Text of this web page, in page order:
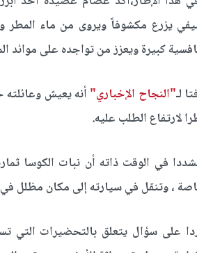
يزرع مكشوفاً ويروى من ماء المطر
كبيرة ويعزز من تواجده على موائد
لـ"النجاح الإخباري"أنه يعيش وعائلته
لارتفاع الطلب عليه.
في الوقت ذاته أن نبات الكوسا
، وتنقل في سيارته إلى مكان مظلل
على سؤال يتعلق بالتحضيرات التي